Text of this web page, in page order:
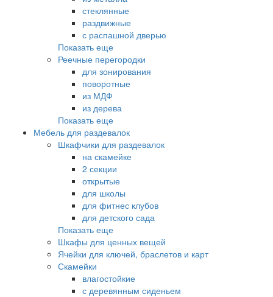
стеклянные
раздвижные
с распашной дверью
Показать еще
Реечные перегородки
для зонирования
поворотные
из МДФ
из дерева
Показать еще
Мебель для раздевалок
Шкафчики для раздевалок
на скамейке
2 секции
открытые
для школы
для фитнес клубов
для детского сада
Показать еще
Шкафы для ценных вещей
Ячейки для ключей, браслетов и карт
Скамейки
влагостойкие
с деревянным сиденьем